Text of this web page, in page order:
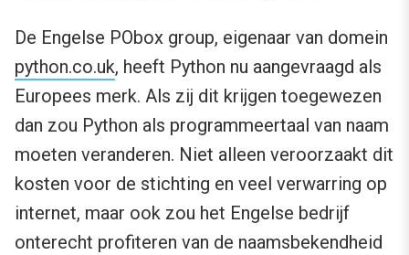
De Engelse PObox group, eigenaar van domein
python.co.uk, heeft Python nu aangevraagd als
Europees merk. Als zij dit krijgen toegewezen
dan zou Python als programmeertaal van naam
moeten veranderen. Niet alleen veroorzaakt dit
kosten voor de stichting en veel verwarring op
internet, maar ook zou het Engelse bedrijf
onterecht profiteren van de naamsbekendheid